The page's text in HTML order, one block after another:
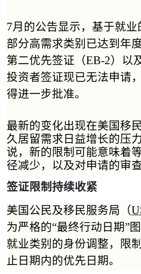
7月的公告显示，基于就业
部分高需求类别已达到年
第二优先签证（EB-2）以
投资者签证现已无法申请
得进一步批准。
最新的变化出现在美国移
久居留需求日益增长的压
说，新的限制可能意味着
径减少，以及对申请的审
签证限制持续收紧
美国公民及移民服务局（
为严格的“最终行动日期”
就业类别的身份调整，限
止日期内的优先日期。